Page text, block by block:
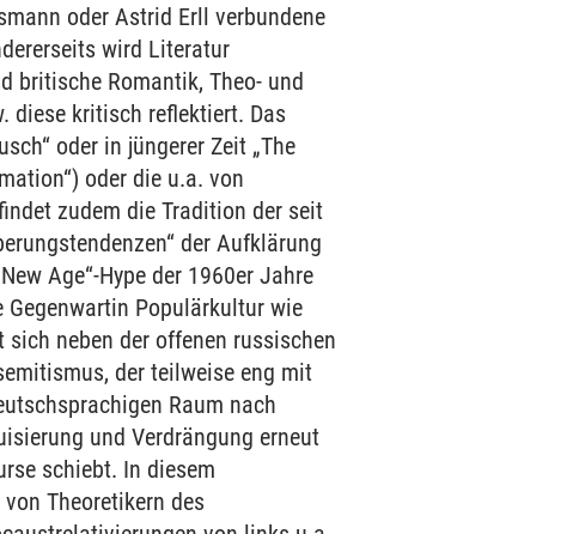
oder Astrid Erll verbundene
wird Literatur
britische Romantik, Theo- und
diese kritisch reflektiert. Das
oder in jüngerer Zeit „The
oder die u.a. von
zudem die Tradition der seit
der Aufklärung
Age“-Hype der 1960er Jahre
Populärkultur wie
neben der offenen russischen
der teilweise eng mit
Raum nach
und Verdrängung erneut
schiebt. In diesem
Theoretikern des